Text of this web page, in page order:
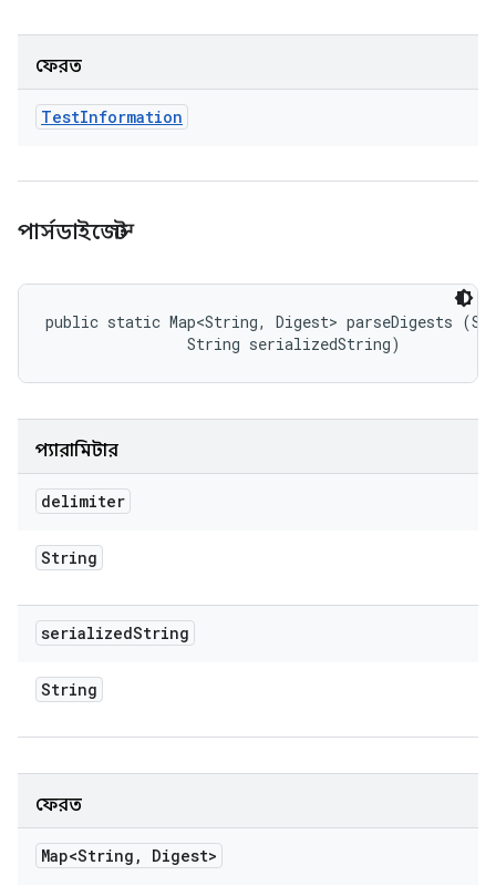
ফেরত
TestInformation
পার্সডাইজেস্ট
public static Map<String, Digest> parseDigests
                String serializedString)
প্যারামিটার
delimiter
String
serializedString
String
ফেরত
Map<String , Digest>